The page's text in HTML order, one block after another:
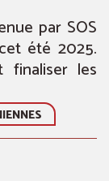
par SOS
été 2025.
finaliser les